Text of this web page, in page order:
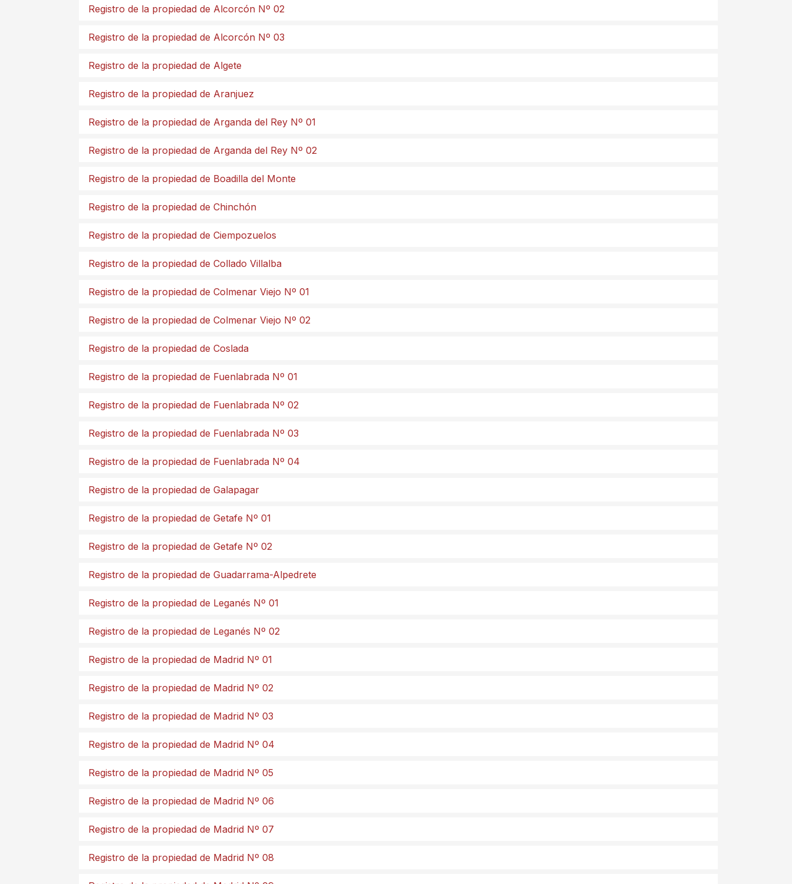
Registro de la propiedad de Alcorcón Nº 02
Registro de la propiedad de Alcorcón Nº 03
Registro de la propiedad de Algete
Registro de la propiedad de Aranjuez
Registro de la propiedad de Arganda del Rey Nº 01
Registro de la propiedad de Arganda del Rey Nº 02
Registro de la propiedad de Boadilla del Monte
Registro de la propiedad de Chinchón
Registro de la propiedad de Ciempozuelos
Registro de la propiedad de Collado Villalba
Registro de la propiedad de Colmenar Viejo Nº 01
Registro de la propiedad de Colmenar Viejo Nº 02
Registro de la propiedad de Coslada
Registro de la propiedad de Fuenlabrada Nº 01
Registro de la propiedad de Fuenlabrada Nº 02
Registro de la propiedad de Fuenlabrada Nº 03
Registro de la propiedad de Fuenlabrada Nº 04
Registro de la propiedad de Galapagar
Registro de la propiedad de Getafe Nº 01
Registro de la propiedad de Getafe Nº 02
Registro de la propiedad de Guadarrama-Alpedrete
Registro de la propiedad de Leganés Nº 01
Registro de la propiedad de Leganés Nº 02
Registro de la propiedad de Madrid Nº 01
Registro de la propiedad de Madrid Nº 02
Registro de la propiedad de Madrid Nº 03
Registro de la propiedad de Madrid Nº 04
Registro de la propiedad de Madrid Nº 05
Registro de la propiedad de Madrid Nº 06
Registro de la propiedad de Madrid Nº 07
Registro de la propiedad de Madrid Nº 08